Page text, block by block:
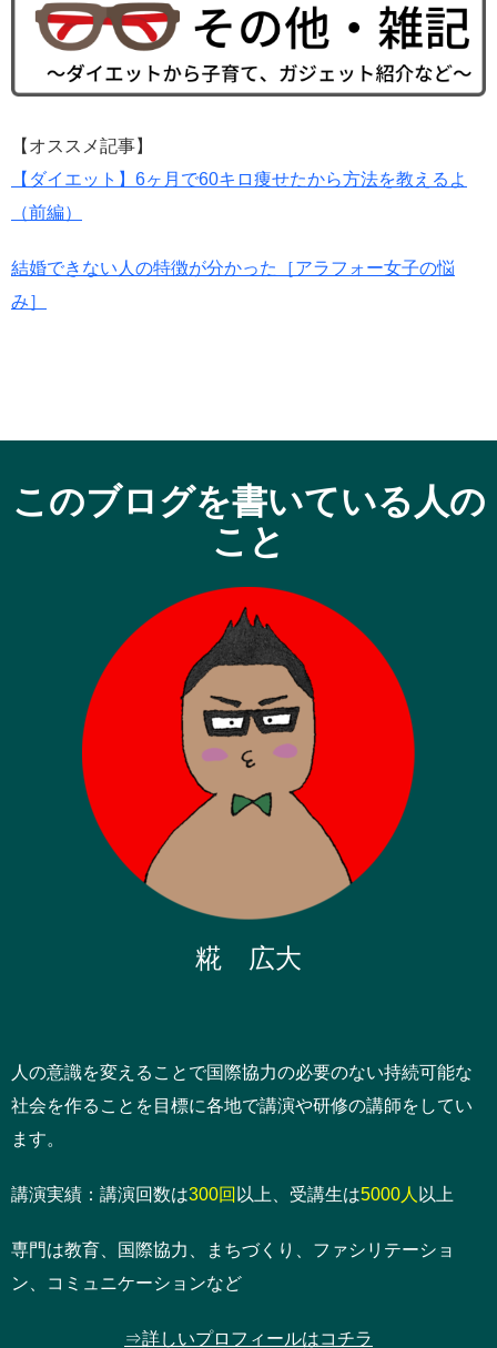
【オススメ記事】
【ダイエット】6ヶ月で60キロ痩せたから方法を教えるよ
（前編）
結婚できない人の特徴が分かった［アラフォー女子の悩
み］
このブログを書いている人の
こと
糀 広大
人の意識を変えることで国際協力の必要のない持続可能な
社会を作ることを目標に各地で講演や研修の講師をしてい
ます。
講演実績：講演回数は300回 以上、受講生は5000人 以上
専門は教育、国際協力、まちづくり、ファシリテーショ
ン、コミュニケーションなど
⇒詳しいプロフィールはコチラ